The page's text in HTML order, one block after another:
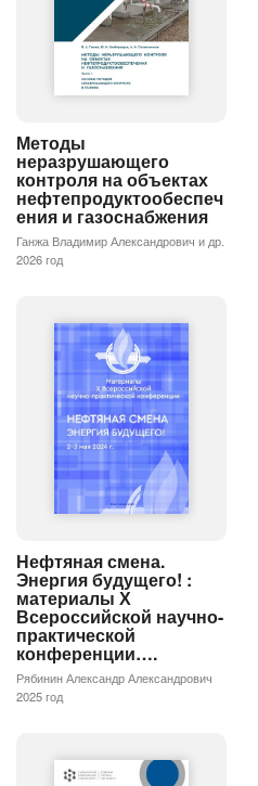
Методы
неразрушающего
контроля на объектах
нефтепродуктообеспеч
ения и газоснабжения
Ганжа Владимир Александрович и др.
2026 год
Нефтяная смена.
Энергия будущего! :
материалы Х
Всероссийской научно-
практической
конференции….
Рябинин Александр Александрович
2025 год